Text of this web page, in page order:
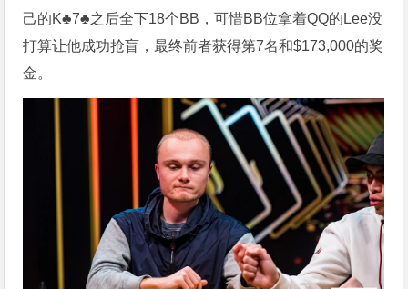
己的K♣7♣之后全下18个BB，可惜BB位拿着QQ的Lee没
打算让他成功抢盲，最终前者获得第7名和$173,000的奖
金。